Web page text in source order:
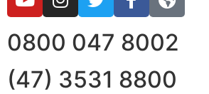
0800 047 8002
(47) 3531 8800